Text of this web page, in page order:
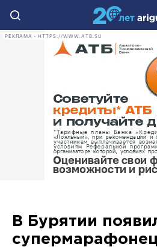
РЕКЛАМА • HTTPS://WWW.ATB.SU
В Бурятии